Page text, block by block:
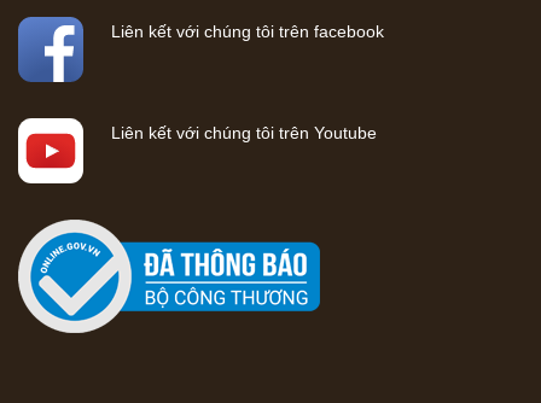
Liên kết với chúng tôi trên facebook
Liên kết với chúng tôi trên Youtube